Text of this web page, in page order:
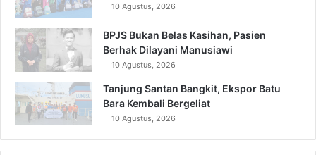
10 Agustus, 2026
BPJS Bukan Belas Kasihan, Pasien
Berhak Dilayani Manusiawi
10 Agustus, 2026
Tanjung Santan Bangkit, Ekspor Batu
Bara Kembali Bergeliat
10 Agustus, 2026